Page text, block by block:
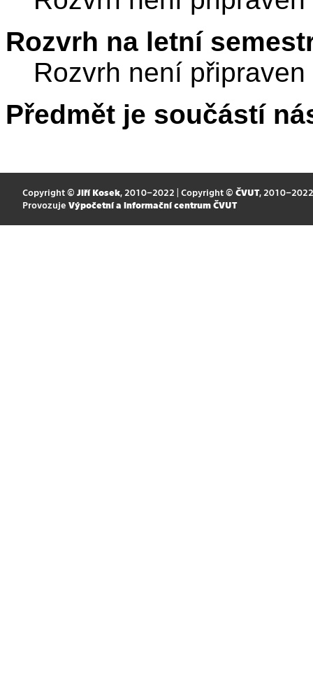
Rozvrh na letní
Rozvrh není připraven
Předmět je součástí
Copyright © Jiří Kosek, 2010–2022 | Copyright © ČVUT, 2010–2022
Provozuje Výpočetní a informační centrum ČVUT